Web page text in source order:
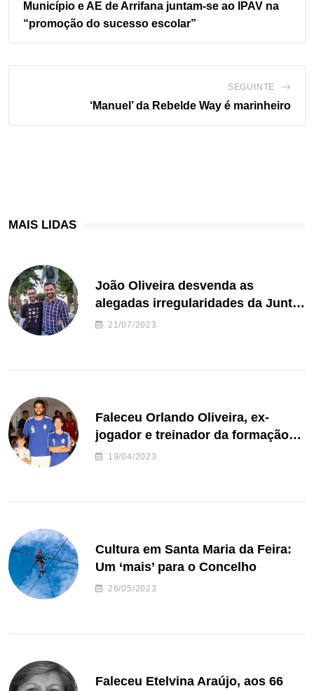
Município e AE de Arrifana juntam-se ao IPAV na
“promoção do sucesso escolar”
SEGUINTE
‘Manuel’ da Rebelde Way é marinheiro
MAIS LIDAS
João Oliveira desvenda as
alegadas irregularidades da Junta
de Freguesia S. João de Ver
21/07/2023
Faleceu Orlando Oliveira, ex-
jogador e treinador da formação
de andebol do Feirense
19/04/2023
Cultura em Santa Maria da Feira:
Um ‘mais’ para o Concelho
26/05/2023
Faleceu Etelvina Araújo, aos 66